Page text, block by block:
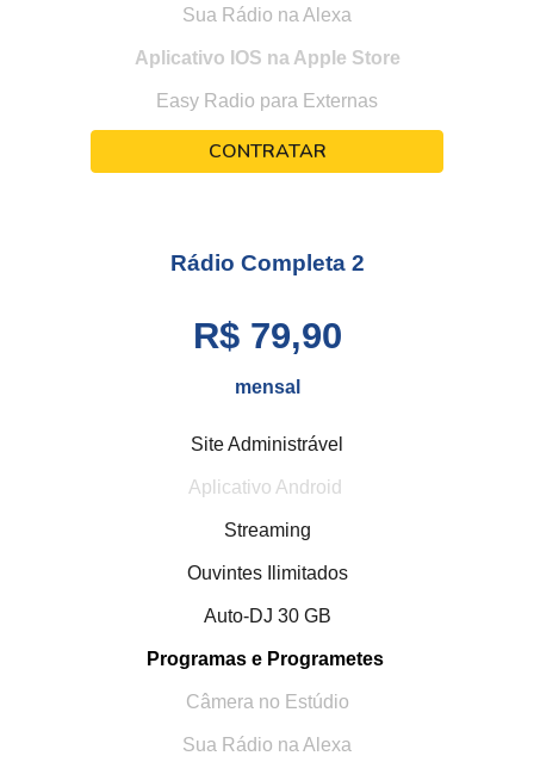
Sua Rádio na Alexa
Aplicativo IOS na Apple Store
Easy Radio para Externas
CONTRATAR
Rádio Completa 2
R$ 79,90
mensal
Site Administrável
Aplicativo Android
Streaming
Ouvintes Ilimitados
Auto-DJ 30 GB
Programas e Programetes
Câmera no Estúdio
Sua Rádio na Alexa